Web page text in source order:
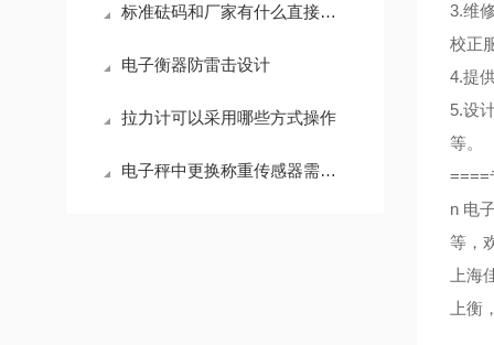
标准砝码和厂家有什么直接的关系
电子衡器防雷击设计
拉力计可以采用哪些方式操作
电子秤中更换称重传感器需注意的问题
3.维
校正
4.提
5.设
等。
====
n 电
等，
上
上衡